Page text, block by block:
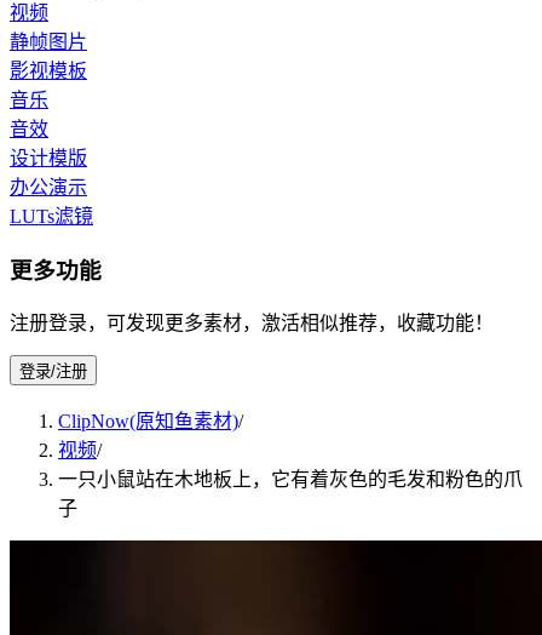
视频
静帧图片
影视模板
音乐
音效
设计模版
办公演示
LUTs滤镜
更多功能
注册登录，可发现更多素材，激活相似推荐，收藏功能！
登录/注册
ClipNow(原知鱼素材)/
视频/
一只小鼠站在木地板上，它有着灰色的毛发和粉色的爪
子